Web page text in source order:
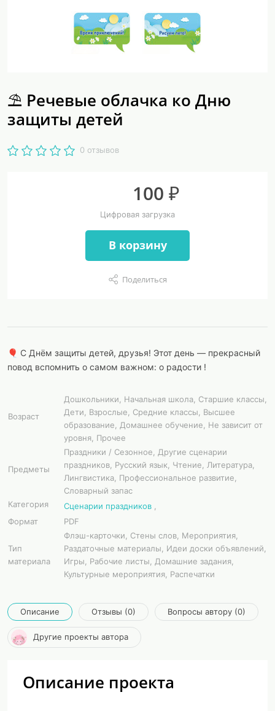
⛱️ Речевые облачка ко Дню
защиты детей
0 отзывов
100 ₽
Цифровая загрузка
В корзину
Поделиться
🎈 С Днём защиты детей, друзья! Этот день — прекрасный
повод вспомнить о самом важном: о радости !
Возраст
Дошкольники, Начальная школа, Старшие классы,
Дети, Взрослые, Средние классы, Высшее
образование, Домашнее обучение, Не зависит от
уровня, Прочее
Предметы
Праздники / Сезонное, Другие сценарии
праздников, Русский язык, Чтение, Литература,
Лингвистика, Профессиональное развитие,
Словарный запас
Категория
Сценарии праздников
Формат
PDF
Тип
материала
Флэш-карточки, Стены слов, Мероприятия,
Раздаточные материалы, Идеи доски объявлений,
Игры, Рабочие листы, Домашние задания,
Культурные мероприятия, Распечатки
Описание Отзывы (0) Вопросы автору (0)
Другие проекты автора
Описание проекта